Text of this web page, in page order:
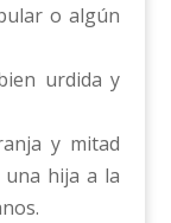
o algún
urdida y
y mitad
hija a la